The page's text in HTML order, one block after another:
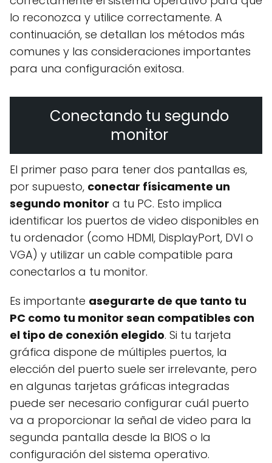
lo reconozca y utilice correctamente. A
continuación, se detallan los métodos más
comunes y las consideraciones importantes
para una configuración exitosa.
Conectando tu segundo
monitor
El primer paso para tener dos pantallas es,
por supuesto, conectar físicamente un
segundo monitor a tu PC. Esto implica
identificar los puertos de video disponibles en
tu ordenador (como HDMI, DisplayPort, DVI o
VGA) y utilizar un cable compatible para
conectarlos a tu monitor.
Es importante asegurarte de que tanto tu
PC como tu monitor sean compatibles con
el tipo de conexión elegido. Si tu tarjeta
gráfica dispone de múltiples puertos, la
elección del puerto suele ser irrelevante, pero
en algunas tarjetas gráficas integradas
puede ser necesario configurar cuál puerto
va a proporcionar la señal de video para la
segunda pantalla desde la BIOS o la
configuración del sistema operativo.